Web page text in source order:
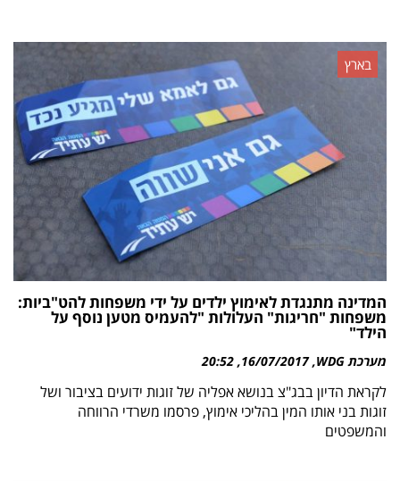
בארץ
המדינה מתנגדת לאימוץ ילדים על ידי משפחות להט"ביות:
משפחות "חריגות" העלולות "להעמיס מטען נוסף על
הילד"
מערכת WDG 16/07/2017
20:52
לקראת הדיון בבג"צ בנושא אפליה של זוגות ידועים בציבור ושל
זוגות בני אותו המין בהליכי אימוץ, פרסמו משרדי הרווחה
והמשפטים